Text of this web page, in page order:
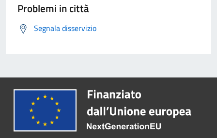
Problemi in città
Segnala disservizio